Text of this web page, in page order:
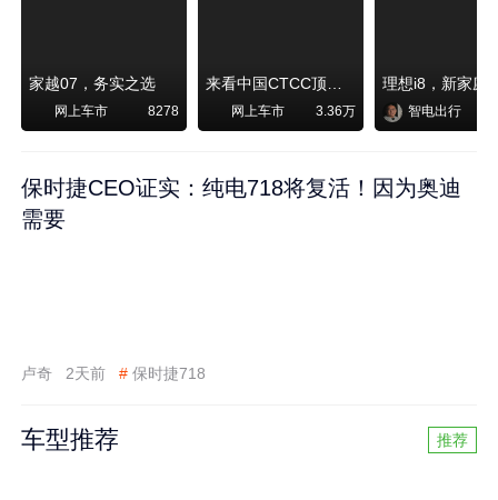
家越07，务实之选
网上车市 8278 网上车市 3.36万 智电出行
保时捷CEO证实：纯电718将复活！因为奥迪
需要
卢奇 2天前 # 保时捷718
车型推荐 推荐